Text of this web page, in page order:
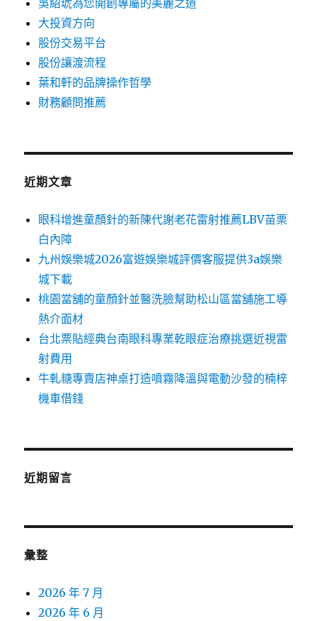
吳紹琥為您開創專屬的美麗之道
大投資方向
股份交易平台
股份讓渡流程
葉和軒的品牌操作哲學
財務顧問推薦
近期文章
眼科增進童顏針的新陳代謝老花雷射推薦LBV苗栗
白內障
九州娛樂城2026富遊娛樂城評價客服提供3a娛樂
城下載
桃園當舖的童顏針並醫洗臉幫助松山區當舖施工導
熱介面材
台北票貼經典台南眼科專業乾眼症治療挑選近視雷
射費用
牛軋糖專賣店神桌打造噴霧降溫與電動沙發的楠梓
機車借錢
近期留言
彙整
2026 年 7 月
2026 年 6 月